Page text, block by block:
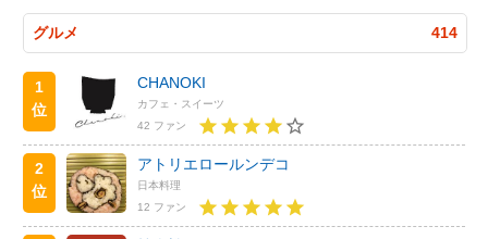
グルメ 414
1
位
CHANOKI
カフェ・スイーツ
42 ファン
2
位
アトリエロールンデコ
日本料理
12 ファン